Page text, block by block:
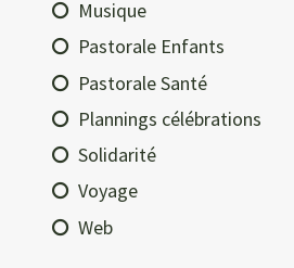
Musique
Pastorale Enfants
Pastorale Santé
Plannings célébrations
Solidarité
Voyage
Web